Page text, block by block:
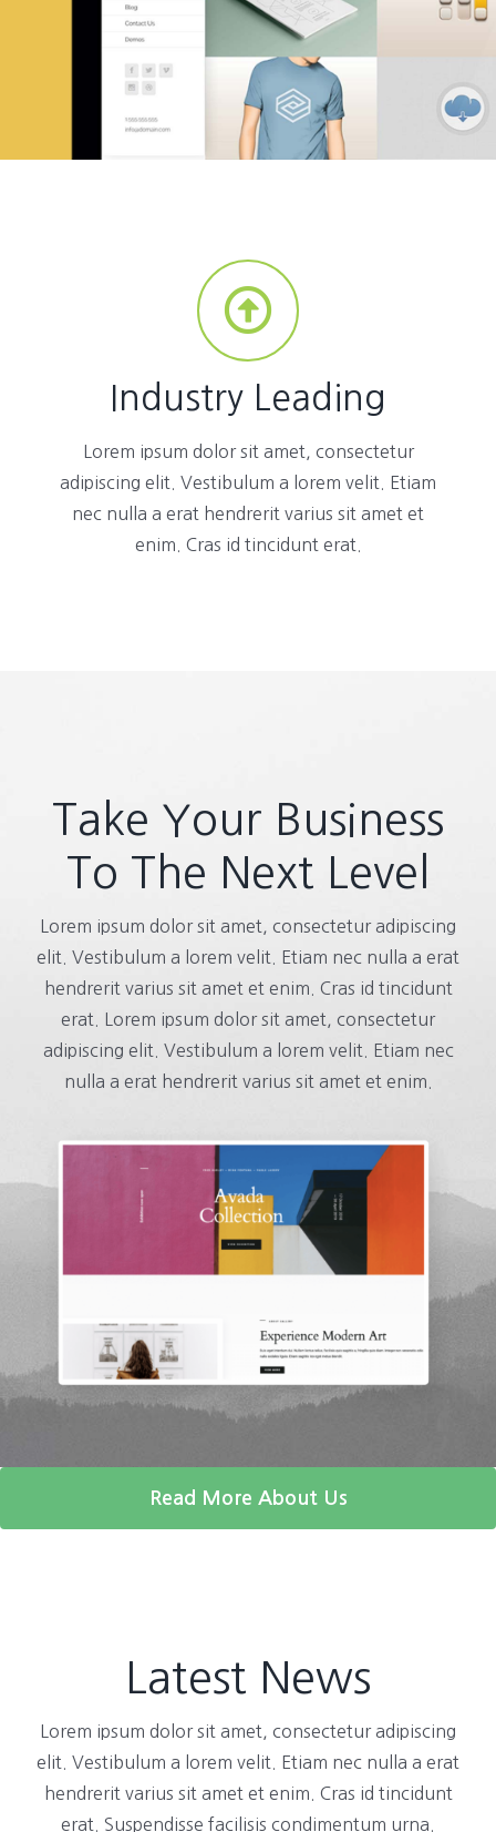
Industry Leading
Lorem ipsum dolor sit amet, consectetur
adipiscing elit. Vestibulum a lorem velit. Etiam
nec nulla a erat hendrerit varius sit amet et
enim. Cras id tincidunt erat.
Take Your Business
To The Next Level
Lorem ipsum dolor sit amet, consectetur adipiscing
elit. Vestibulum a lorem velit. Etiam nec nulla a erat
hendrerit varius sit amet et enim. Cras id tincidunt
erat. Lorem ipsum dolor sit amet, consectetur
adipiscing elit. Vestibulum a lorem velit. Etiam nec
nulla a erat hendrerit varius sit amet et enim.
Read More About Us
Latest News
Lorem ipsum dolor sit amet, consectetur adipiscing
elit. Vestibulum a lorem velit. Etiam nec nulla a erat
hendrerit varius sit amet et enim. Cras id tincidunt
erat. Suspendisse facilisis condimentum urna.